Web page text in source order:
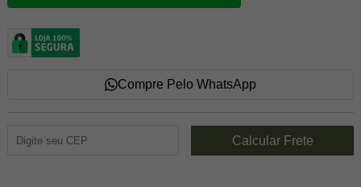
Compre Pelo WhatsApp